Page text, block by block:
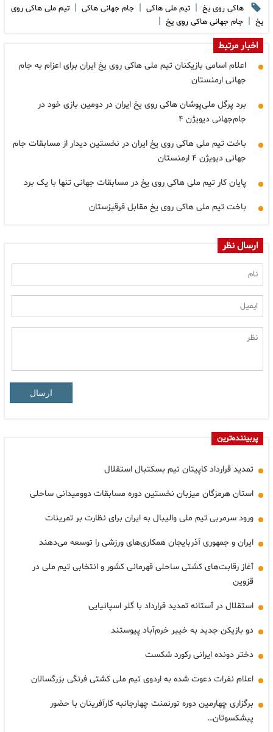
هاکی روی یخ | تیم ملی هاکی | جام جهانی هاکی | تیم ملی هاکی روی
یخ | جام جهانی هاکی روی یخ |
اخبار مرتبط
اعلام اسامی بازیکنان تیم ملی هاکی روی یخ ایران برای اعزام به جام
جهانی ارمنستان
برد پرگل ملی‌پوشان هاکی روی یخ ایران در دومین بازی خود در
جام‌جهانی دیویژن ۴
باخت تیم ملی هاکی روی یخ ایران در نخستین دیدار از مسابقات جام
جهانی دیویژن ۴ ارمنستان
پایان کار تیم ملی هاکی روی یخ در مسابقات جهانی تنها با یک برد
باخت تیم ملی هاکی روی یخ مقابل قرقیزستان
ارسال نظر
ارسال
پربیننده‌ترین
تمدید قرارداد کاپیتان تیم بسکتبال استقلال
استان هرمزگان میزبان نخستین دوره مسابقات دوومیدانی ساحلی
ورود سرمربی تیم ملی والیبال به ایران برای نظارت بر تمرینات
ایران و جمهوری آذربایجان همکاری‌های ورزشی را توسعه می‌دهند
آغاز رقابت‌های کشتی ساحلی قهرمانی کشور و انتخابی تیم ملی در
قزوین
استقلال در آستانه تمدید قرارداد با گلر اسپانیایی
دو بازیکن جدید به خیبر خرم‌آباد پیوستند
دختر دونده ایرانی رکورد شکست
اعلام نفرات دعوت شده به اردوی تیم ملی کشتی فرنگی بزرگسالان
برگزاری چهارمین دوره تورنمنت چهارجانبه کارآفرینان با حضور
پیشکسوتان…